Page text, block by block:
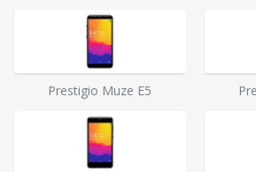
Prestigio Muze E5